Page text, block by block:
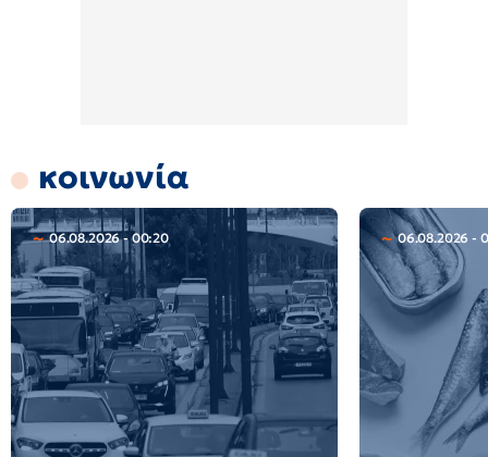
κοινωνία
06.08.2026 - 00:20 06.08.2026 -